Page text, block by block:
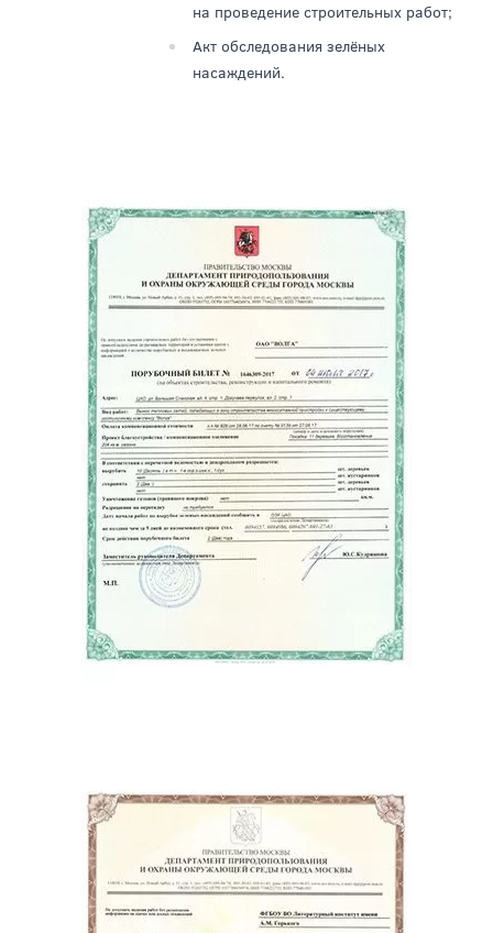
на проведение строительных работ;
Акт обследования зелёных
насаждений.